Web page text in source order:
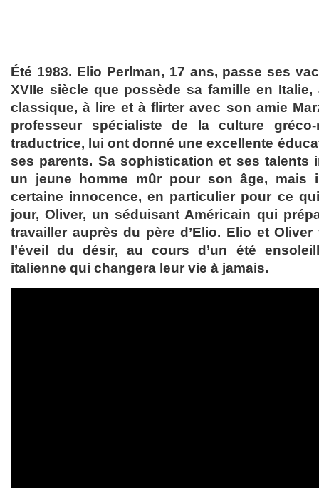
Été 1983. Elio Perlman, 17 ans, passe ses
XVIIe siècle que possède sa famille en
classique, à lire et à flirter avec son amie
professeur spécialiste de la culture
traductrice, lui ont donné une excellente
ses parents. Sa sophistication et ses talents
un jeune homme mûr pour son âge, mais
certaine innocence, en particulier pour ce
jour, Oliver, un séduisant Américain qui
travailler auprès du père d’Elio. Elio et
l’éveil du désir, au cours d’un été
italienne qui changera leur vie à jamais.